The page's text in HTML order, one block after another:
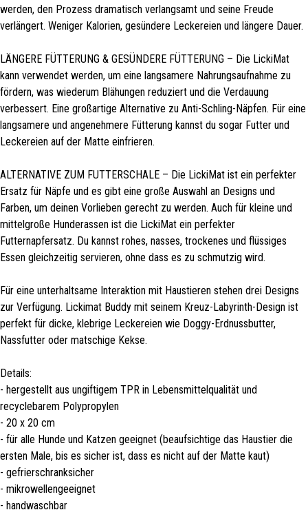
werden, den Prozess dramatisch verlangsamt und seine Freude
verlängert. Weniger Kalorien, gesündere Leckereien und längere Dauer.
LÄNGERE FÜTTERUNG & GESÜNDERE FÜTTERUNG – Die LickiMat
kann verwendet werden, um eine langsamere Nahrungsaufnahme zu
fördern, was wiederum Blähungen reduziert und die Verdauung
verbessert. Eine großartige Alternative zu Anti-Schling-Näpfen. Für eine
langsamere und angenehmere Fütterung kannst du sogar Futter und
Leckereien auf der Matte einfrieren.
ALTERNATIVE ZUM FUTTERSCHALE – Die LickiMat ist ein perfekter
Ersatz für Näpfe und es gibt eine große Auswahl an Designs und
Farben, um deinen Vorlieben gerecht zu werden. Auch für kleine und
mittelgroße Hunderassen ist die LickiMat ein perfekter
Futternapfersatz. Du kannst rohes, nasses, trockenes und flüssiges
Essen gleichzeitig servieren, ohne dass es zu schmutzig wird.
Für eine unterhaltsame Interaktion mit Haustieren stehen drei Designs
zur Verfügung. Lickimat Buddy mit seinem Kreuz-Labyrinth-Design ist
perfekt für dicke, klebrige Leckereien wie Doggy-Erdnussbutter,
Nassfutter oder matschige Kekse.
Details:
- hergestellt aus ungiftigem TPR in Lebensmittelqualität und
recyclebarem Polypropylen
- 20 x 20 cm
- für alle Hunde und Katzen geeignet (beaufsichtige das Haustier die
ersten Male, bis es sicher ist, dass es nicht auf der Matte kaut)
- gefrierschranksicher
- mikrowellengeeignet
- handwaschbar